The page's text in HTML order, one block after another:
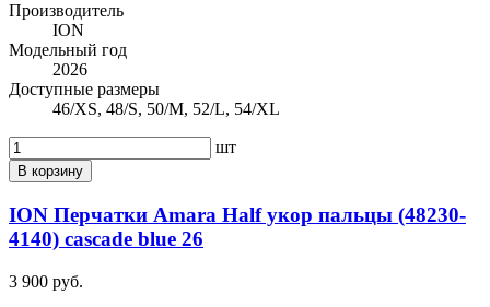
Производитель
ION
Модельный год
2026
Доступные размеры
46/XS, 48/S, 50/M, 52/L, 54/XL
шт
В корзину
ION Перчатки Amara Half укор пальцы (48230-
4140) cascade blue 26
3 900 руб.